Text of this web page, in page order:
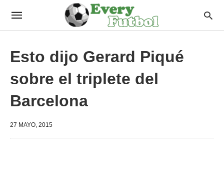
Esto dijo Gerard Piqué
sobre el triplete del
Barcelona
27 MAYO, 2015